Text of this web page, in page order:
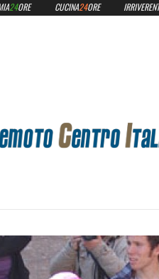
24ORE CUCINA24ORE